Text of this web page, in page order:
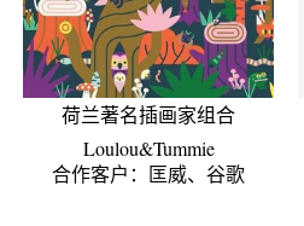
荷兰著名插画家组合
Loulou&Tummie
合作客户：匡威、谷歌